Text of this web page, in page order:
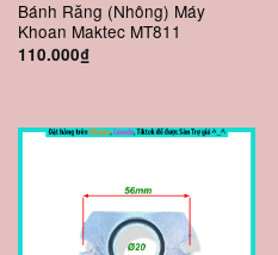
Bánh Răng (Nhông) Máy
Khoan Maktec MT811
110.000₫